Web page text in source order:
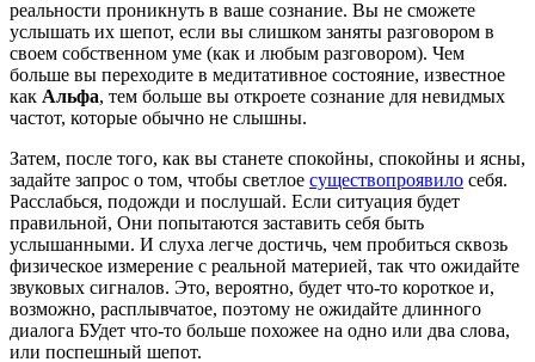
реальности проникнуть в ваше сознание. Вы не сможете
услышать их шепот, если вы слишком заняты разговором в
своем собственном уме (как и любым разговором). Чем
больше вы переходите в медитативное состояние, известное
как Альфа, тем больше вы откроете сознание для невидмых
частот, которые обычно не слышны.
Затем, после того, как вы станете спокойны, спокойны и ясны,
задайте запрос о том, чтобы светлое существопроявило себя.
Расслабься, подожди и послушай. Если ситуация будет
правильной, Они попытаются заставить себя быть
услышанными. И слуха легче достичь, чем пробиться сквозь
физическое измерение с реальной материей, так что ожидайте
звуковых сигналов. Это, вероятно, будет что-то короткое и,
возможно, расплывчатое, поэтому не ожидайте длинного
диалога БУдет что-то больше похожее на одно или два слова,
или поспешный шепот.